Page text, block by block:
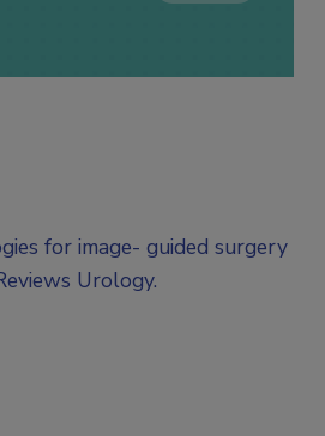
for image- guided surgery
Urology.